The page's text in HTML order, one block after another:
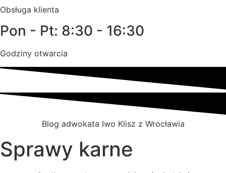
Obsługa klienta
Pon - Pt: 8:30 - 16:30
Godziny otwarcia
Blog adwokata Iwo Klisz z Wrocławia
Sprawy karne